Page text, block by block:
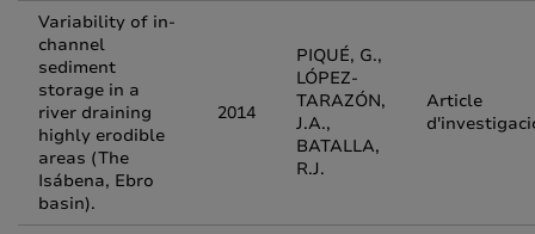
Variability of in-
channel
sediment
storage in a
river draining
highly erodible
areas (The
Isábena, Ebro
basin).
2014
PIQUÉ, G.,
LÓPEZ-
TARAZÓN,
J.A.,
BATALLA,
R.J.
Article